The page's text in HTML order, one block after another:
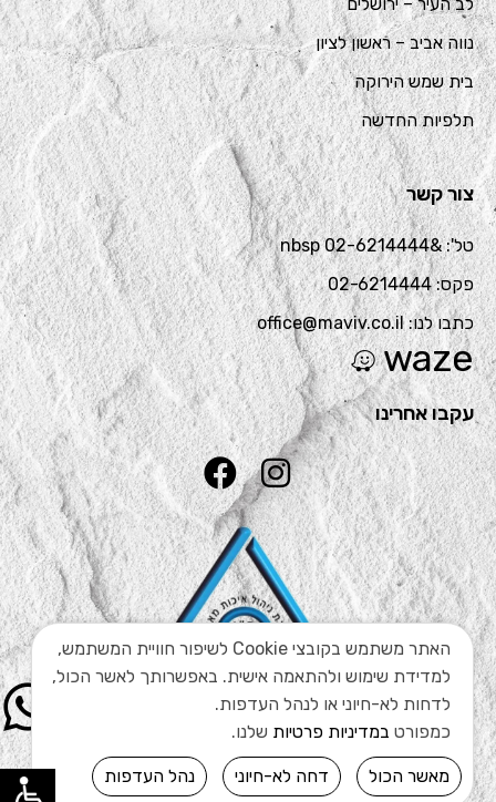
נווה אביב – ראשון לציון
בית שמש הירוקה
תלפיות החדשה
צור קשר
טל': &nbsp 02-6214444
פקס: 02-6214444
כתבו לנו: office@maviv.co.il
waze
עקבו אחרינו
האתר משתמש בקובצי Cookie לשיפור חוויית המשתמש,
למדידת שימוש ולהתאמה אישית. באפשרותך לאשר הכול,
לדחות לא-חיוני או לנהל העדפות.
כמפורט במדיניות פרטיות שלנו.
מאשר הכול דחה לא-חיוני נהל העדפות